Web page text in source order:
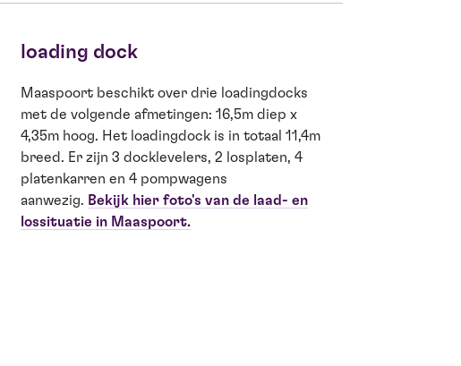
loading dock
Maaspoort beschikt over drie loadingdocks
met de volgende afmetingen: 16,5m diep x
4,35m hoog. Het loadingdock is in totaal 11,4m
breed. Er zijn 3 docklevelers, 2 losplaten, 4
platenkarren en 4 pompwagens
aanwezig. Bekijk hier foto's van de laad- en
lossituatie in Maaspoort.